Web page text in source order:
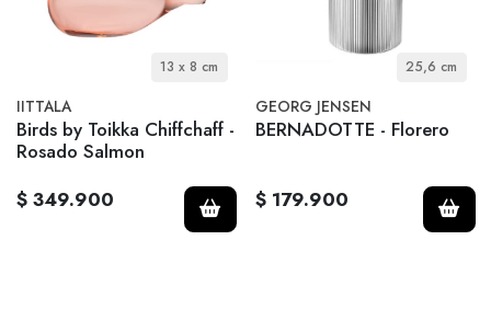
13 x 8 cm
IITTALA
Birds by Toikka Chiffchaff -
Rosado Salmon
$ 349.900
25,6 cm
GEORG JENSEN
BERNADOTTE - Florero
$ 179.900